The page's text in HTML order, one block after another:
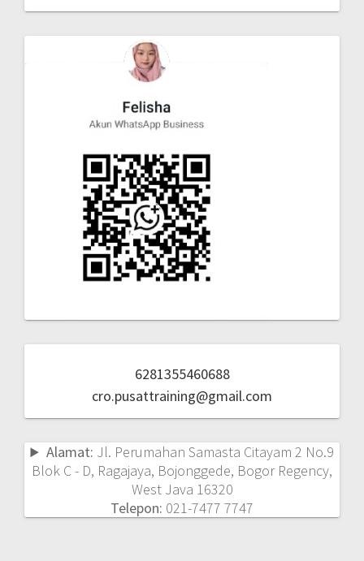
6281355460688
cro.pusattraining@gmail.com
Alamat: Jl. Perumahan Samasta Citayam 2 No.9
Blok C - D, Ragajaya, Bojonggede, Bogor Regency,
West Java 16320
Telepon: 021-7477 7747